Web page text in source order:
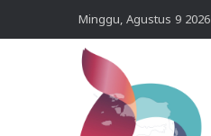
Minggu, Agustus 9 2026